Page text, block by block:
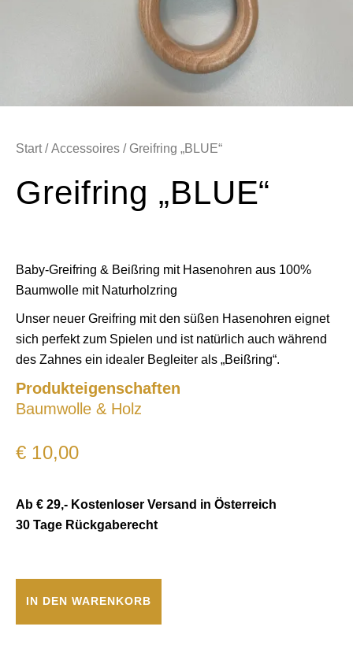
Start/Accessoires / Greifring „BLUE“
Greifring „BLUE“
Baby-Greifring & Beißring mit Hasenohren aus 100%
Baumwolle mit Naturholzring
Unser neuer Greifring mit den süßen Hasenohren eignet
sich perfekt zum Spielen und ist natürlich auch während
des Zahnes ein idealer Begleiter als „Beißring“.
Produkteigenschaften
Baumwolle & Holz
€ 10,00
Ab € 29,- Kostenloser Versand in Österreich
30 Tage Rückgaberecht
IN DEN WARENKORB